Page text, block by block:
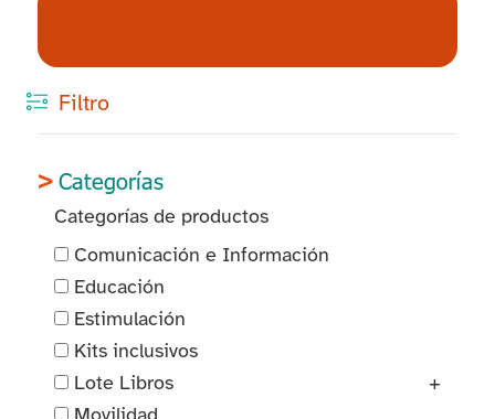
Filtro
Categorías
Categorías de productos
Comunicación e Información
Educación
Estimulación
Kits inclusivos
Lote Libros
+